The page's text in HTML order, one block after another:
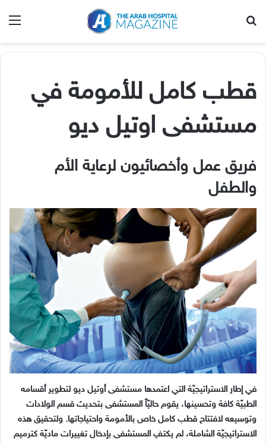
قطب كامل للأمومة في
مستشفى اوتيل ديو
فريق عمل وأخصائيون لرعاية الأم
والطفل
في إطار الاستراتيجيّة التي اعتمدها مستشفى أوتيل ديو لتطوير أقسامه
الطبيّة كافة وتحسينها، يقوم حاليّاً المستشفى بتحديث قسم الولادات
وتوسيعه لافتتاح قطب كامل خاص بالأمومة واحتياجاتها. ولتحقيق هذه
الاستراتيجيّة الشاملة، لم يكتفِ المستشفى بإدخال تغييرات ماديّة كترميم